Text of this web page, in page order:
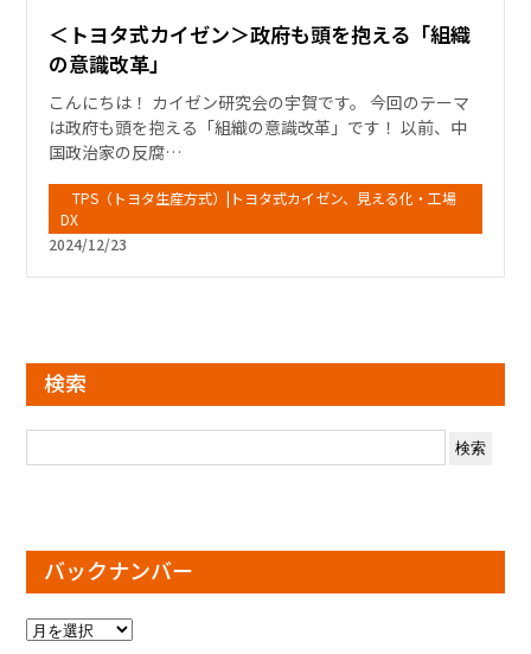
＜トヨタ式カイゼン＞政府も頭を抱える「組織
の意識改革」
こんにちは！ カイゼン研究会の宇賀です。 今回のテーマ
は政府も頭を抱える「組織の意識改革」です！ 以前、中
国政治家の反腐…
TPS（トヨタ生産方式）|トヨタ式カイゼン、見える化・工場
DX
2024/12/23
検索
索:
バックナンバー
バ